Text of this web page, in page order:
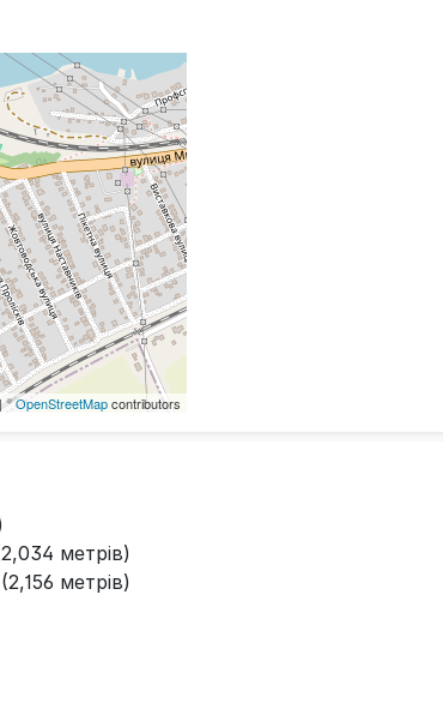
©OpenStreetMapcontributors
метрів)
метрів)